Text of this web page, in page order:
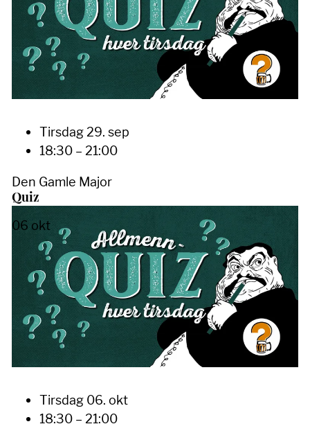
Tirsdag 29. sep
18:30 – 21:00
Den Gamle Major
Quiz
06 okt
Tirsdag 06. okt
18:30 – 21:00